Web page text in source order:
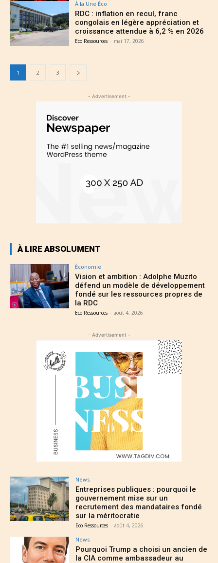
À la Une Éco
RDC : inflation en recul, franc
congolais en légère appréciation et
croissance attendue à 6,2 % en 2026
Eco Ressources - mai 17, 2026
1 2 3
- Advertisement -
À LIRE ABSOLUMENT
Économie
Vision et ambition : Adolphe Muzito
défend un modèle de développement
fondé sur les ressources propres de
la RDC
Eco Ressources - août 4, 2026
- Advertisement -
News
Entreprises publiques : pourquoi le
gouvernement mise sur un
recrutement des mandataires fondé
sur la méritocratie
Eco Ressources - août 4, 2026
News
Pourquoi Trump a choisi un ancien de
la CIA comme ambassadeur au